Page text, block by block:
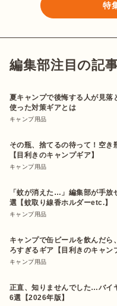
特
編集部注目の記
夏キャンプで後悔する人が見
使った対策ギアとは
キャンプ用品
その瓶、捨てるの待って！空き
【目利きのキャンプギア】
キャンプ用品
「蚊が消えた…」編集部が手
選【蚊取り線香ホルダーetc.】
キャンプ用品
キャンプで缶ビールを飲んだら
ろすぎるギア【目利きのキャン
キャンプ用品
正直、知りませんでした…バイ
6選【2026年版】